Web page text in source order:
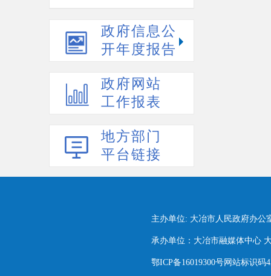
政府信息公
开年度报告
政府网站
工作报表
地方部门
平台链接
主办单位: 大冶市人民政府办公
承办单位：大冶市融媒体中心
鄂ICP备16019300号网站标识码